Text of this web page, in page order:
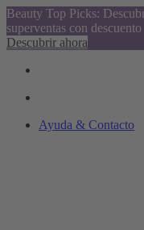
Beauty Top Picks:
superventas con descuento
Descubrir ahora
Ayuda & Contacto